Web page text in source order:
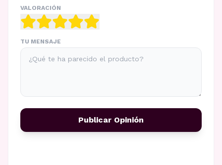
VALORACIÓN
TU MENSAJE
Publicar Opinión